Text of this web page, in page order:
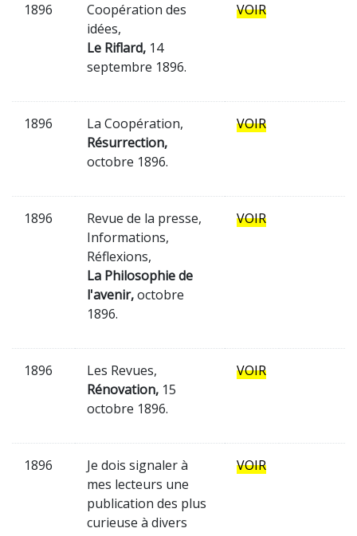
1896
Coopération des
idées,
Le Riflard, 14
septembre 1896.
VOIR
1896
La Coopération,
Résurrection,
octobre 1896.
VOIR
1896
Revue de la presse,
Informations,
Réflexions,
La Philosophie de
l'avenir,octobre
1896.
VOIR
1896
Les Revues,
Rénovation, 15
octobre 1896.
VOIR
1896
Je dois signaler à
mes lecteurs une
publication des plus
curieuse à divers
VOIR